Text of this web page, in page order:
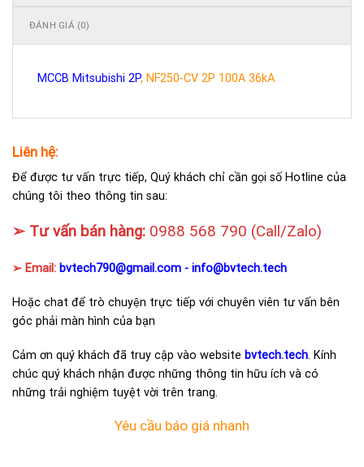
ĐÁNH GIÁ (0)
MCCB Mitsubishi 2P, NF250-CV 2P 100A 36kA
Liên hệ:
Để được tư vấn trực tiếp, Quý khách chỉ cần gọi số Hotline của
chúng tôi theo thông tin sau:
➢ Tư vấn bán hàng: 0988 568 790 (Call/Zalo)
➢ Email: bvtech790@gmail.com - info@bvtech.tech
Hoặc chat để trò chuyện trực tiếp với chuyên viên tư vấn bên
góc phải màn hình của bạn
Cảm ơn quý khách đã truy cập vào website bvtech.tech. Kính
chúc quý khách nhận được những thông tin hữu ích và có
những trải nghiệm tuyệt vời trên trang.
Yêu cầu báo giá nhanh